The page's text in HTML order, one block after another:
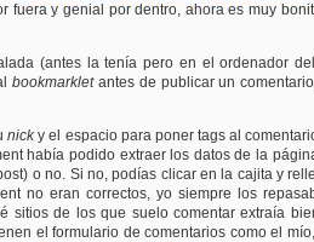
fuera y genial por dentro, ahora es muy
(antes la tenía pero en el ordenador
bookmarkletantes de publicar un
nicky el espacio para poner tags al
había podido extraer los datos de la
o no. Si no, podías clicar en la cajita y
no eran correctos, yo siempre los
sitios de los que suelo comentar extraía
el formulario de comentarios como el